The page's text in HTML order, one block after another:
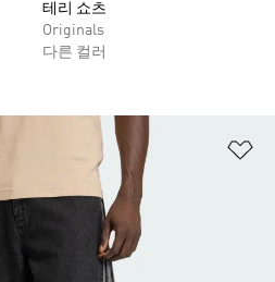
테리 쇼츠
Originals
다른 컬러